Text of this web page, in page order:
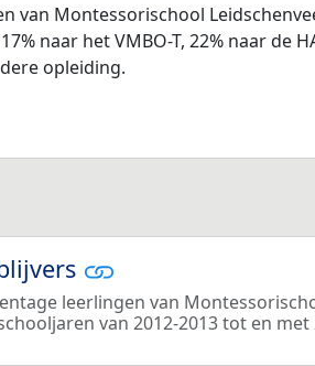
van Montessorischool
naar het VMBO-T, 22% naar de
opleiding.
leerlingen van
van 2012-2013 tot en met